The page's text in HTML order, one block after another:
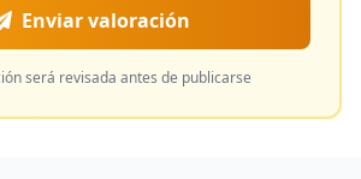
Enviar valoración
será revisada antes de publicarse